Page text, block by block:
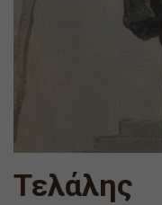
Τελάλης